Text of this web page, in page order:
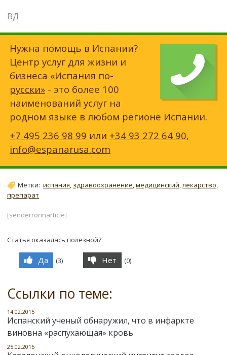
ВД
Нужна помощь в Испании?
Центр услуг для жизни и
бизнеса «Испания по-
русски» - это более 100
наименований услуг на
родном языке в любом регионе Испании.
+7 495 236 98 99 или +34 93 272 64 90,
info@espanarusa.com
Метки: испания, здравоохранение,медицинский,лекарство,
препарат
[senderrorinarticle]
Статья оказалась полезной?
Да (3) Нет (0)
Ссылки по теме:
14.02.2015
Испанский ученый обнаружил, что в инфаркте
виновна «распухающая» кровь
25.02.2015